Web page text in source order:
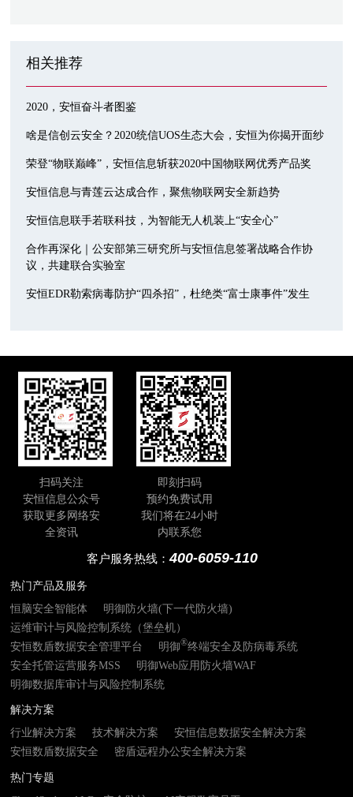
相关推荐
2020，安恒奋斗者图鉴
啥是信创云安全？2020统信UOS生态大会，安恒为你揭开面纱
荣登“物联巅峰”，安恒信息斩获2020中国物联网优秀产品奖
安恒信息与青莲云达成合作，聚焦物联网安全新趋势
安恒信息联手若联科技，为智能无人机装上“安全心”
合作再深化｜公安部第三研究所与安恒信息签署战略合作协
议，共建联合实验室
安恒EDR勒索病毒防护“四杀招”，杜绝类“富士康事件”发生
扫码关注
安恒信息公众号
获取更多网络安
全资讯
即刻扫码
预约免费试用
我们将在24小时
内联系您
客户服务热线：400-6059-110
热门产品及服务
恒脑安全智能体
明御防火墙(下一代防火墙)
运维审计与风险控制系统（堡垒机）
安恒数盾数据安全管理平台
明御®终端安全及防病毒系统
安全托管运营服务MSS
明御Web应用防火墙WAF
明御数据库审计与风险控制系统
解决方案
行业解决方案
技术解决方案
安恒信息数据安全解决方案
安恒数盾数据安全
密盾远程办公安全解决方案
热门专题